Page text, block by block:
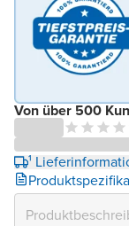
Von über 500
¹